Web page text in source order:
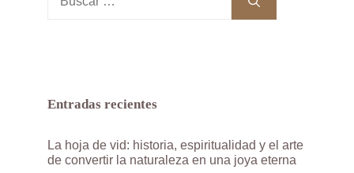
Entradas recientes
La hoja de vid: historia, espiritualidad y el arte
de convertir la naturaleza en una joya eterna